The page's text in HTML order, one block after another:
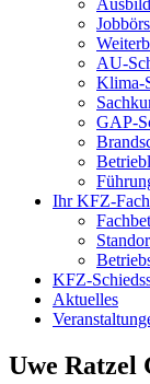
AU-
Klima-
GAP-
Ihr KFZ-
KFZ-
Aktuelles
Uwe Ratzel